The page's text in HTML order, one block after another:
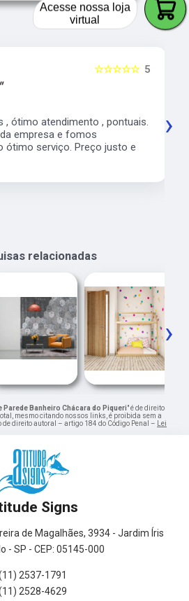
5
☆☆☆☆☆
, ótimo atendimento , pontuais.
empresa e fomos
ótimo serviço. Preço justo e
›
relacionadas
›
Parede Banheiro Chácara do Piqueri" é de direito
mesmo citando nossos links, é proibida sem a
direito autoral – artigo 184 do Código Penal – Lei
Signs
de Magalhães, 3934 - Jardim Íris
- SP - CEP: 05145-000
2537-1791
2528-4629
Acesse nossa loja
virtual